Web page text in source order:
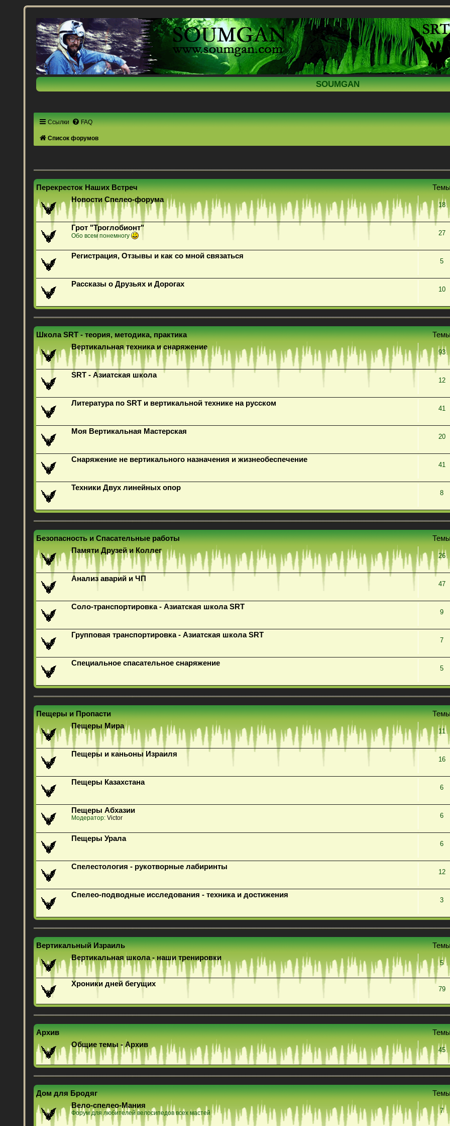
SOUMGAN
Ссылки FAQ
Список форумов
Перекресток Наших Встреч
Новости Спелео-форума
18
Грот "Троглобионт"
Обо всем понемногу 27
Регистрация, Отзывы и как со мной связаться
5
Рассказы о Друзьях и Дорогах
10
Школа SRT - теория, методика, практика
Вертикальная техника и снаряжение
93
SRT - Азиатская школа
12
Литература по SRT и вертикальной технике на русском
41
Моя Вертикальная Мастерская
20
Снаряжение не вертикального назначения и жизнеобеспечение
41
Техники Двух линейных опор
8
Безопасность и Спасательные работы
Памяти Друзей и Коллег
26
Анализ аварий и ЧП
47
Соло-транспортировка - Азиатская школа SRT
9
Групповая транспортировка - Азиатская школа SRT
7
Специальное спасательное снаряжение
5
Пещеры и Пропасти
Пещеры Мира
11
Пещеры и каньоны Израиля
16
Пещеры Казахстана
6
Пещеры Абхазии
Модератор: Victor 6
Пещеры Урала
6
Спелестология - рукотворные лабиринты
12
Спелео-подводные исследования - техника и достижения
3
Вертикальный Израиль
Вертикальная школа - наши тренировки
5
Хроники дней бегущих
79
Архив
Общие темы - Архив
45
Дом для Бродяг
Вело-спелео-Мания
Форум для любителей велосипедов всех мастей 7